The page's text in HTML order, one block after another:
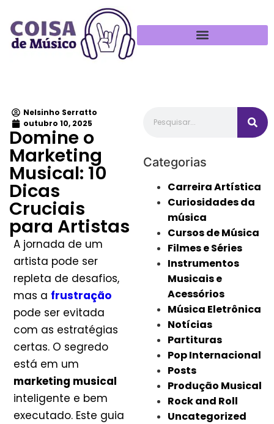
Nelsinho Serratto
outubro 10, 2025
Domine o
Marketing
Musical: 10
Dicas
Cruciais
para Artistas
A jornada de um
artista pode ser
repleta de desafios,
mas a frustração
pode ser evitada
com as estratégias
certas. O segredo
está em um
marketing musical
inteligente e bem
executado. Este guia
Categorias
Carreira Artística
Curiosidades da
música
Cursos de Música
Filmes e Séries
Instrumentos
Musicais e
Acessórios
Música Eletrônica
Notícias
Partituras
Pop Internacional
Posts
Produção Musical
Rock and Roll
Uncategorized